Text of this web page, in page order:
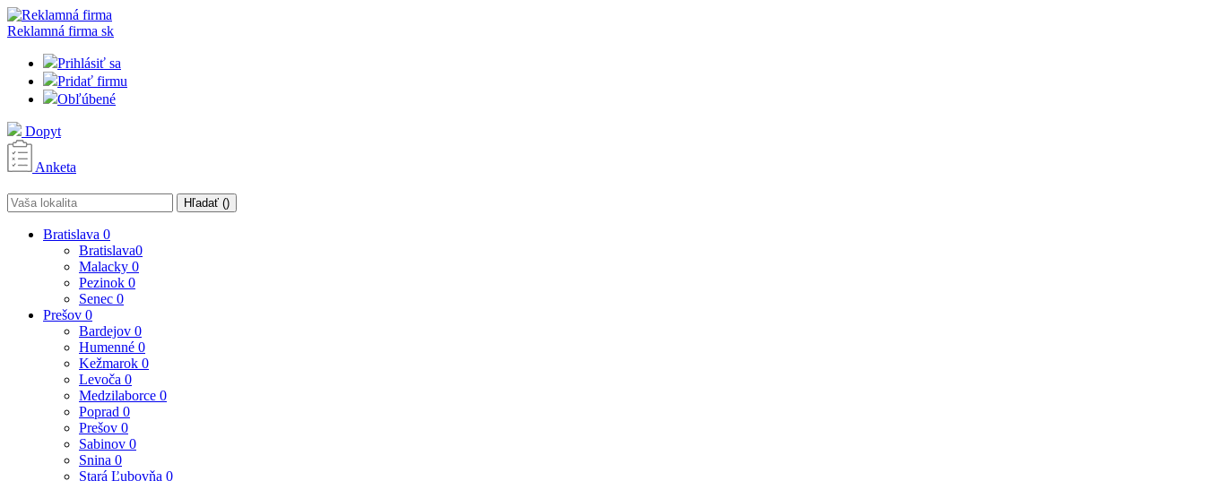
Reklamná firma sk
Prihlásiť sa
Pridať firmu
Obľúbené
Dopyt
Anketa
Hľadať ()
Bratislava 0
Bratislava0
Malacky 0
Pezinok 0
Senec 0
Prešov 0
Bardejov 0
Humenné 0
Kežmarok 0
Levoča 0
Medzilaborce 0
Poprad 0
Prešov 0
Sabinov 0
Snina 0
Stará Ľubovňa 0